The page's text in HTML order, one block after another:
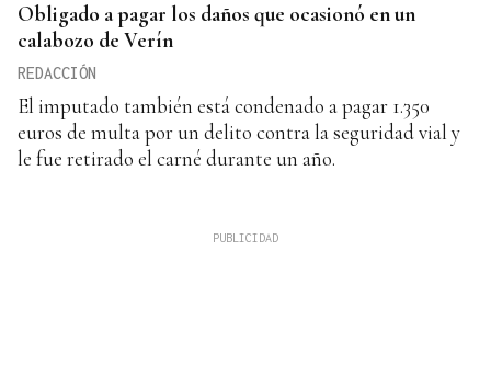
Obligado a pagar los daños que ocasionó en un
calabozo de Verín
REDACCIÓN
El imputado también está condenado a pagar 1.350
euros de multa por un delito contra la seguridad vial y
le fue retirado el carné durante un año.